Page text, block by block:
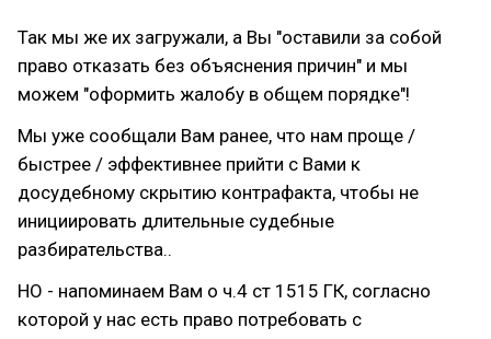
Так мы же их загружали, а Вы "оставили за собой
право отказать без объяснения причин" и мы
можем "оформить жалобу в общем порядке"!
Мы уже сообщали Вам ранее, что нам проще /
быстрее / эффективнее прийти с Вами к
досудебному скрытию контрафакта, чтобы не
инициировать длительные судебные
разбирательства..
НО - напоминаем Вам о ч.4 ст 1515 ГК, согласно
которой у нас есть право потребовать с